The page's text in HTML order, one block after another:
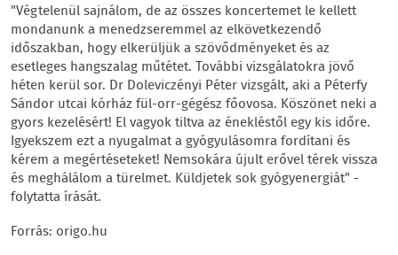
"Végtelenül sajnálom, de az összes koncertemet le kellett
mondanunk a menedzseremmel az elkövetkezendő
időszakban, hogy elkerüljük a szövődményeket és az
esetleges hangszalag műtétet. További vizsgálatokra jövő
héten kerül sor. Dr Doleviczényi Péter vizsgált, aki a Péterfy
Sándor utcai kórház fül-orr-gégész főovosa. Köszönet neki a
gyors kezelésért! El vagyok tiltva az énekléstől egy kis időre.
Igyekszem ezt a nyugalmat a gyógyulásomra fordítani és
kérem a megértéseteket! Nemsokára újult erővel térek vissza
és meghálálom a türelmet. Küldjetek sok gyógyenergiát" -
folytatta írását.
Forrás: origo.hu